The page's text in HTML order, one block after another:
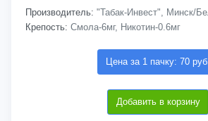
Производитель: "Табак-Инвест", Минск/
Крепость: Смола-6мг, Никотин-0.6мг
Цена за 1 пачку: 70
Добавить в корзину